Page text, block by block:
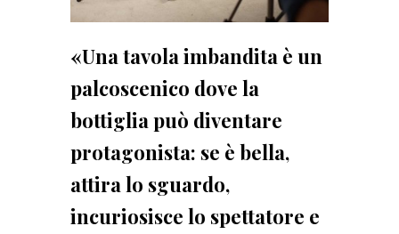
«Una tavola imbandita è un
palcoscenico dove la
bottiglia può diventare
protagonista: se è bella,
attira lo sguardo,
incuriosisce lo spettatore e